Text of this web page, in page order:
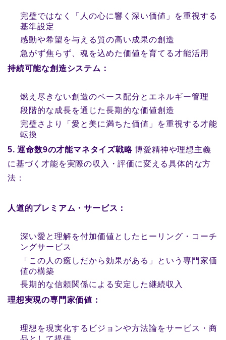
完璧ではなく「人の心に響く深い価値」を重視する
基準設定
感動や希望を与える質の高い成果の創造
急がず焦らず、魂を込めた価値を育てる才能活用
持続可能な創造システム：
燃え尽きない創造のペース配分とエネルギー管理
段階的な成長を通じた長期的な価値創造
完璧さより「愛と美に満ちた価値」を重視する才能
転換
5. 運命数9の才能マネタイズ戦略博愛精神や理想主義
に基づく才能を実際の収入・評価に変える具体的な方
法：
人道的プレミアム・サービス：
深い愛と理解を付加価値としたヒーリング・コーチ
ングサービス
「この人の癒しだから効果がある」という専門家価
値の構築
長期的な信頼関係による安定した継続収入
理想実現の専門家価値：
理想を現実化するビジョンや方法論をサービス・商